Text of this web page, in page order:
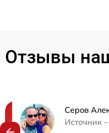
Отзывы
Серов
Источник –
Нужна